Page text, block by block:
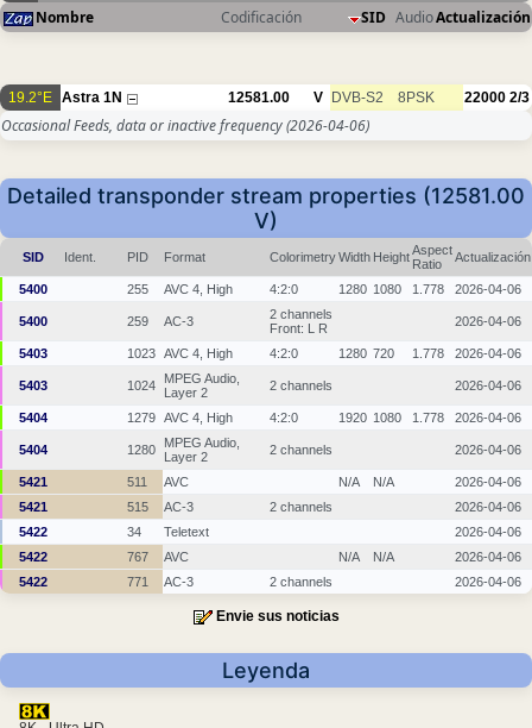
Nombre Codificación SID AudioActualización
19.2°E Astra 1N 12581.00 V DVB-S2 8PSK 22000 2/3
Occasional Feeds, data or inactive frequency(2026-04-06)
Detailed transponder stream properties (12581.00
V)
SID Ident. PID Format ColorimetryWidth HeightAspect
Ratio
Actualización
5400 255 AVC 4, High 4:2:0 1280 1080 1.778 2026-04-06
5400 259 AC-3
2 channels
Front: L R
2026-04-06
5403 1023 AVC 4, High 4:2:0 1280 720 1.778 2026-04-06
5403 1024
MPEG Audio,
Layer 2
2 channels 2026-04-06
5404 1279 AVC 4, High 4:2:0 1920 1080 1.778 2026-04-06
5404 1280
MPEG Audio,
Layer 2
2 channels 2026-04-06
5421 511 AVC N/A N/A
2026-04-06
5421
515 AC-3 2 channels
2026-04-06
5422
34 Teletext
2026-04-06
5422
767 AVC N/A N/A
2026-04-06
5422
771 AC-3 2 channels 2026-04-06
Envie sus noticias
Leyenda